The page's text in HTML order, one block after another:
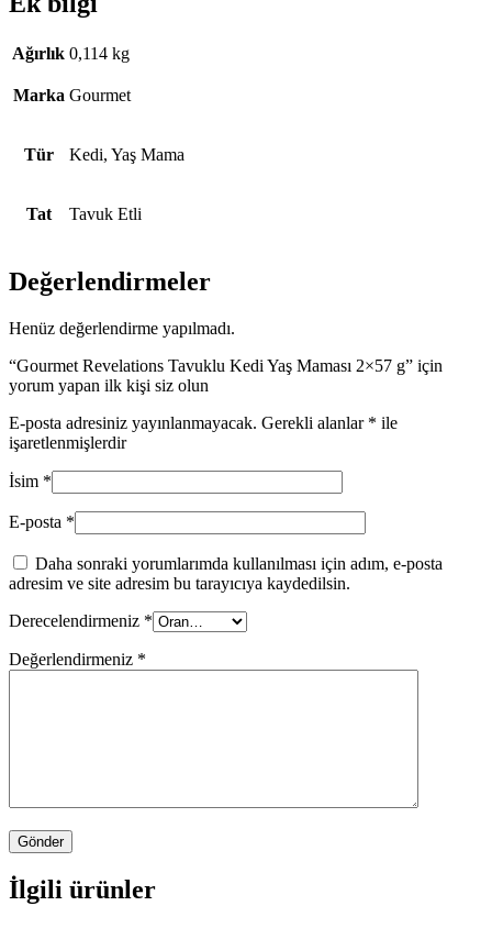
Ağırlık 0,114 kg
Marka Gourmet
Tür Kedi, Yaş Mama
Tat Tavuk Etli
Değerlendirmeler
Henüz değerlendirme yapılmadı.
“Gourmet Revelations Tavuklu Kedi Yaş Maması 2×57 g” için
yorum yapan ilk kişi siz olun
E-posta adresiniz yayınlanmayacak. Gerekli alanlar * ile
işaretlenmişlerdir
İsim *
E-posta *
Daha sonraki yorumlarımda kullanılması için adım, e-posta
adresim ve site adresim bu tarayıcıya kaydedilsin.
Derecelendirmeniz *
Değerlendirmeniz *
İlgili ürünler